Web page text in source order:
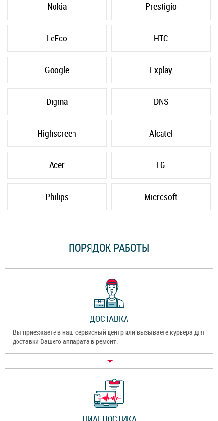
Nokia Prestigio
LeEco HTC
Google Explay
Digma DNS
Highscreen Alcatel
Acer LG
Philips Microsoft
ПОРЯДОК РАБОТЫ
ДОСТАВКА
Вы приезжаете в наш сервисный центр или вызываете курьера для
доставки Вашего аппарата в ремонт.
ДИАГНОСТИКА